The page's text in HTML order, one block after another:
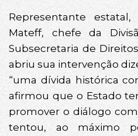
Representante estatal,
Mateff, chefe da
Subsecretaria de
abriu sua intervenção
“uma dívida histórica
afirmou que o Estado
promover o diálogo
tentou, ao máximo